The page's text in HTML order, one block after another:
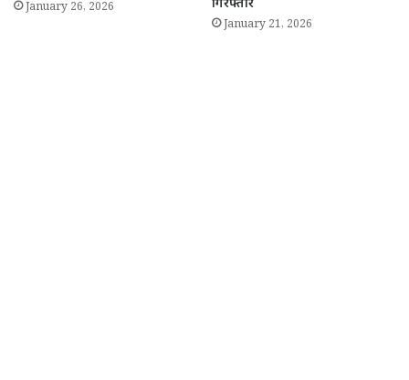
January 26, 2026
गिरफ्तार
January 21, 2026